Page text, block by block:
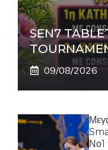
SEN7
09/08/2026
Νο1